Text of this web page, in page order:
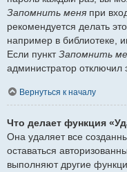
Запомнить меня при
рекомендуется делать
например в библиотеке,
Если пунктЗапомнить
администратор отключил
Вернуться к началу
Что делает функция
Она удаляет все
оставаться
выполняют другие